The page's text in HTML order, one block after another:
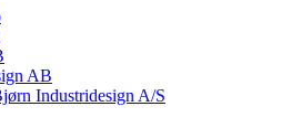
AB
Industridesign A/S